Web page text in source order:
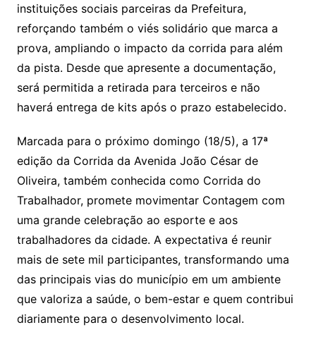
instituições sociais parceiras da Prefeitura,
reforçando também o viés solidário que marca a
prova, ampliando o impacto da corrida para além
da pista. Desde que apresente a documentação,
será permitida a retirada para terceiros e não
haverá entrega de kits após o prazo estabelecido.
Marcada para o próximo domingo (18/5), a 17ª
edição da Corrida da Avenida João César de
Oliveira, também conhecida como Corrida do
Trabalhador, promete movimentar Contagem com
uma grande celebração ao esporte e aos
trabalhadores da cidade. A expectativa é reunir
mais de sete mil participantes, transformando uma
das principais vias do município em um ambiente
que valoriza a saúde, o bem-estar e quem contribui
diariamente para o desenvolvimento local.